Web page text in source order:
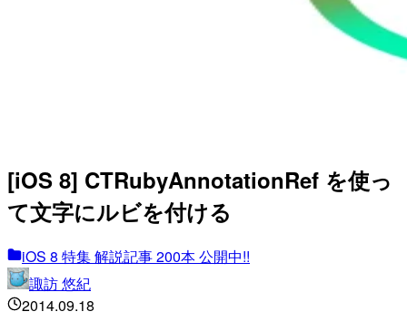
[iOS 8] CTRubyAnnotationRef を使っ
て文字にルビを付ける
iOS 8 特集 解説記事 200本 公開中!!
諏訪 悠紀
2014.09.18